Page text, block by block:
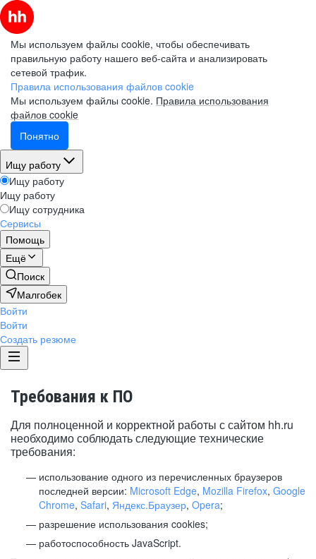
Мы используем файлы cookie, чтобы обеспечивать
правильную работу нашего веб-сайта и анализировать
сетевой трафик.
Правила использования файлов cookie
Мы используем файлы cookie. Правила использования
файлов cookie
Понятно
Ищу работу
Ищу работу
Ищу работу
Ищу сотрудника
Сервисы
Помощь
Ещё
Поиск
Малгобек
Войти
Войти
Создать резюме
Требования к ПО
Для полноценной и корректной работы с сайтом hh.ru
необходимо соблюдать следующие технические
требования:
использование одного из перечисленных браузеров
последней версии: Microsoft Edge, Mozilla Firefox, Google
Chrome, Safari, Яндекс.Браузер, Opera;
разрешение использования cookies;
работоспособность JavaScript.